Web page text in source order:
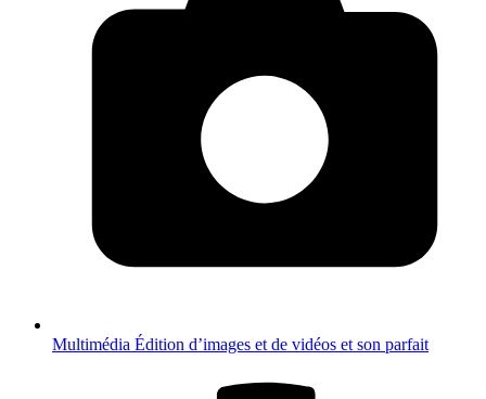
Multimédia Édition d’images et de vidéos et son parfait